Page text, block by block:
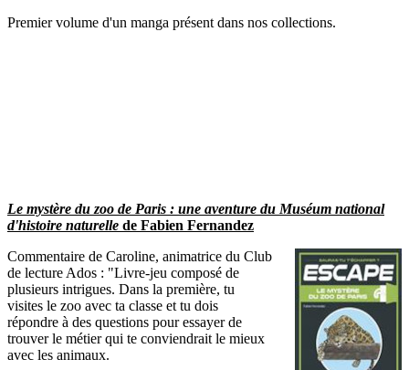
Premier volume d'un manga présent dans nos collections.
Le mystère du zoo de Paris : une aventure du Muséum national
d'histoire naturelle de Fabien Fernandez
Commentaire de Caroline, animatrice du Club
de lecture Ados : "Livre-jeu composé de
plusieurs intrigues. Dans la première, tu
visites le zoo avec ta classe et tu dois
répondre à des questions pour essayer de
trouver le métier qui te conviendrait le mieux
avec les animaux.